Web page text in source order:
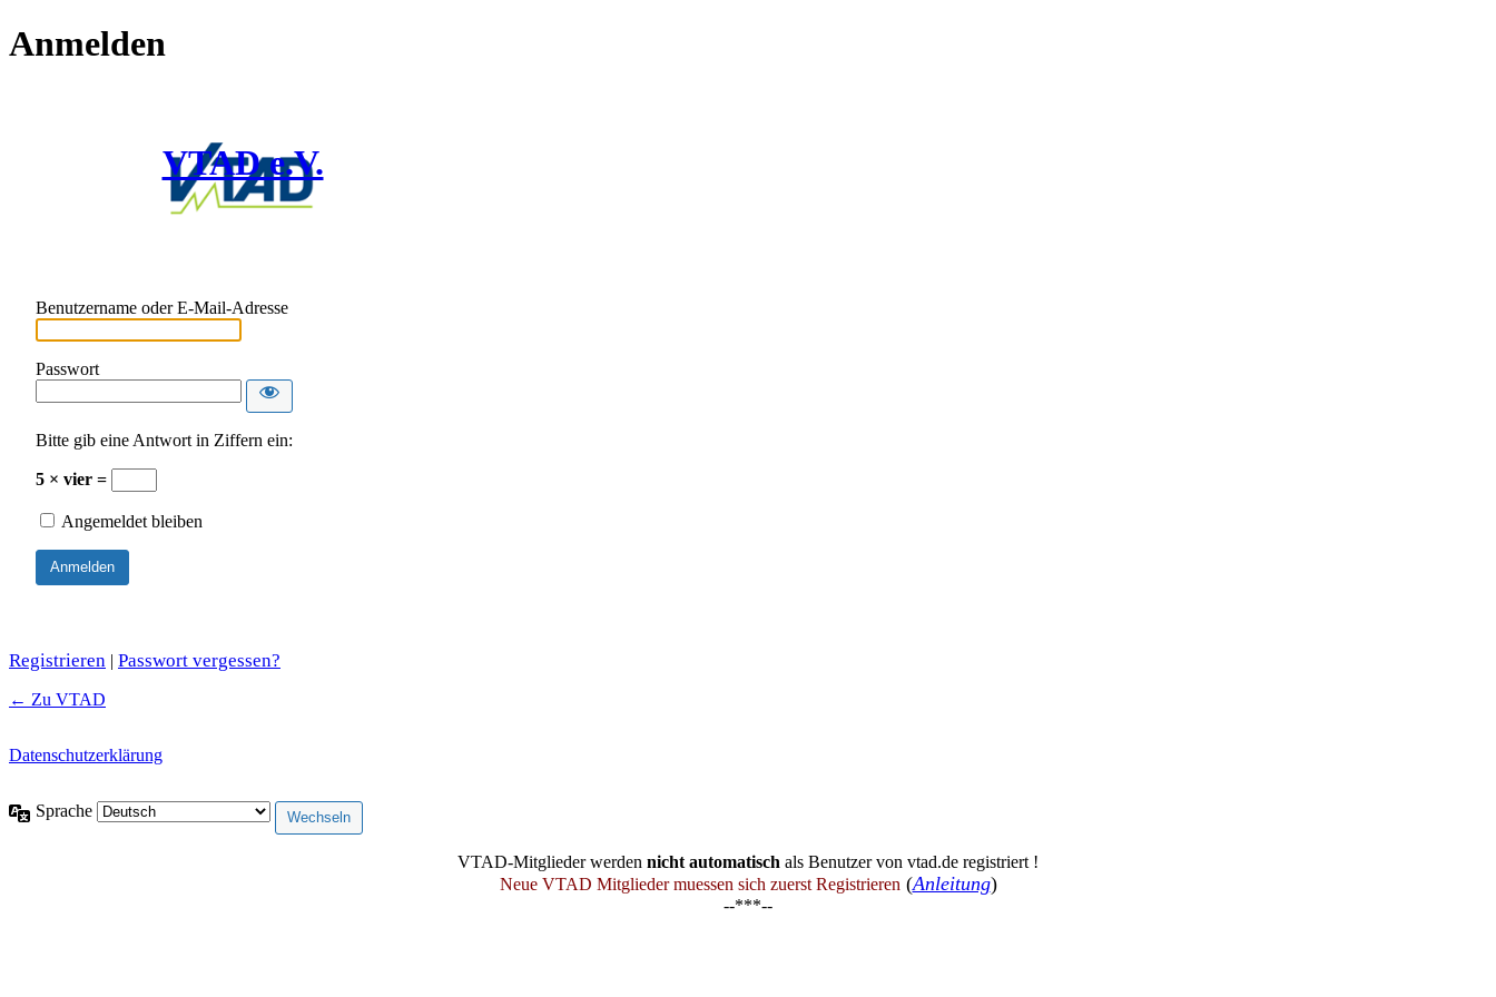
Anmelden
VTAD e.V.
Benutzername oder E-Mail-Adresse
Passwort
Bitte gib eine Antwort in Ziffern ein:
5 × vier =
Angemeldet bleiben
Registrieren | Passwort vergessen?
← Zu VTAD
Datenschutzerklärung
Sprache
VTAD-Mitglieder werden nicht automatisch als Benutzer von vtad.de registriert !
Neue VTAD Mitglieder muessen sich zuerst Registrieren(Anleitung)
--***--